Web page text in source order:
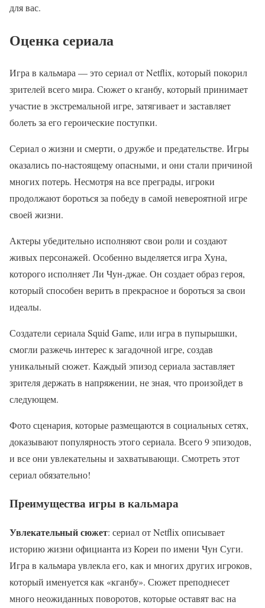
для вас.
Оценка сериала
Игра в кальмара — это сериал от Netflix, который покорил
зрителей всего мира. Сюжет о кганбу, который принимает
участие в экстремальной игре, затягивает и заставляет
болеть за его героические поступки.
Сериал о жизни и смерти, о дружбе и предательстве. Игры
оказались по-настоящему опасными, и они стали причиной
многих потерь. Несмотря на все преграды, игроки
продолжают бороться за победу в самой невероятной игре
своей жизни.
Актеры убедительно исполняют свои роли и создают
живых персонажей. Особенно выделяется игра Хуна,
которого исполняет Ли Чун-джае. Он создает образ героя,
который способен верить в прекрасное и бороться за свои
идеалы.
Создатели сериала Squid Game, или игра в пупырышки,
смогли разжечь интерес к загадочной игре, создав
уникальный сюжет. Каждый эпизод сериала заставляет
зрителя держать в напряжении, не зная, что произойдет в
следующем.
Фото сценария, которые размещаются в социальных сетях,
доказывают популярность этого сериала. Всего 9 эпизодов,
и все они увлекательны и захватывающи. Смотреть этот
сериал обязательно!
Преимущества игры в кальмара
Увлекательный сюжет: сериал от Netflix описывает
историю жизни официанта из Кореи по имени Чун Суги.
Игра в кальмара увлекла его, как и многих других игроков,
который именуется как «кганбу». Сюжет преподнесет
много неожиданных поворотов, которые оставят вас на